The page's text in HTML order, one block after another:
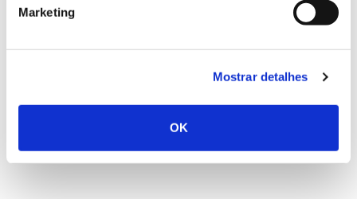
Marketing
Mostrar detalhes
OK